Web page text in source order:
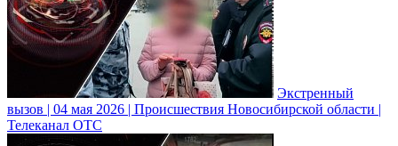
Экстренный
вызов | 04 мая 2026 | Происшествия Новосибирской области |
Телеканал ОТС